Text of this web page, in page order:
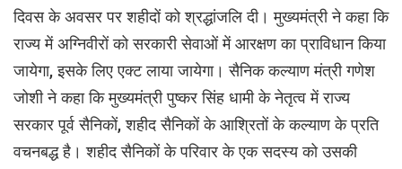
दिवस के अवसर पर शहीदों को श्रद्धांजलि दी। मुख्यमंत्री ने कहा कि
राज्य में अग्निवीरों को सरकारी सेवाओं में आरक्षण का प्राविधान किया
जायेगा, इसके लिए एक्ट लाया जायेगा। सैनिक कल्याण मंत्री गणेश
जोशी ने कहा कि मुख्यमंत्री पुष्कर सिंह धामी के नेतृत्व में राज्य
सरकार पूर्व सैनिकों, शहीद सैनिकों के आश्रितों के कल्याण के प्रति
वचनबद्ध है। शहीद सैनिकों के परिवार के एक सदस्य को उसकी